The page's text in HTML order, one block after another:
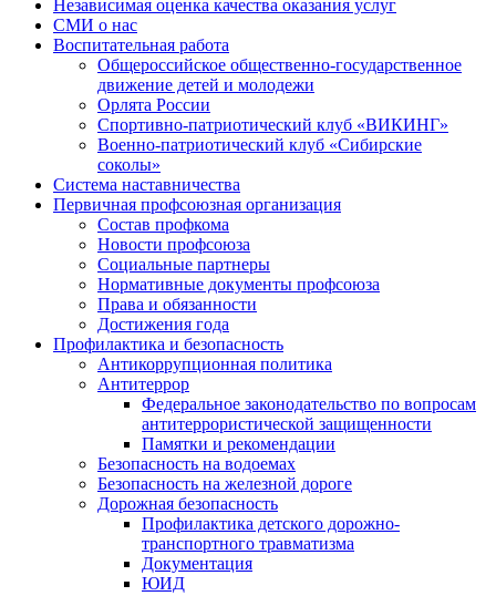
Независимая оценка качества оказания услуг
СМИ о нас
Воспитательная работа
Общероссийское общественно-государственное
движение детей и молодежи
Орлята России
Спортивно-патриотический клуб «ВИКИНГ»
Военно-патриотический клуб «Сибирские
соколы»
Система наставничества
Первичная профсоюзная организация
Состав профкома
Новости профсоюза
Социальные партнеры
Нормативные документы профсоюза
Права и обязанности
Достижения года
Профилактика и безопасность
Антикоррупционная политика
Антитеррор
Федеральное законодательство по вопросам
антитеррористической защищенности
Памятки и рекомендации
Безопасность на водоемах
Безопасность на железной дороге
Дорожная безопасность
Профилактика детского дорожно-
транспортного травматизма
Документация
ЮИД